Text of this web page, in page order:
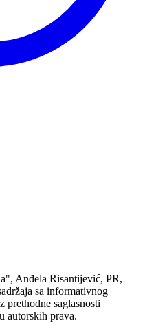
Anđela Risantijević, PR,
sa informativnog
prethodne saglasnosti
autorskih prava.